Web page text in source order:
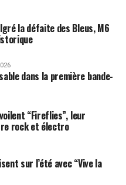
la défaite des Bleus, M6
dans la première bande-
“Fireflies”, leur
rock et électro
sur l’été avec “Vive la